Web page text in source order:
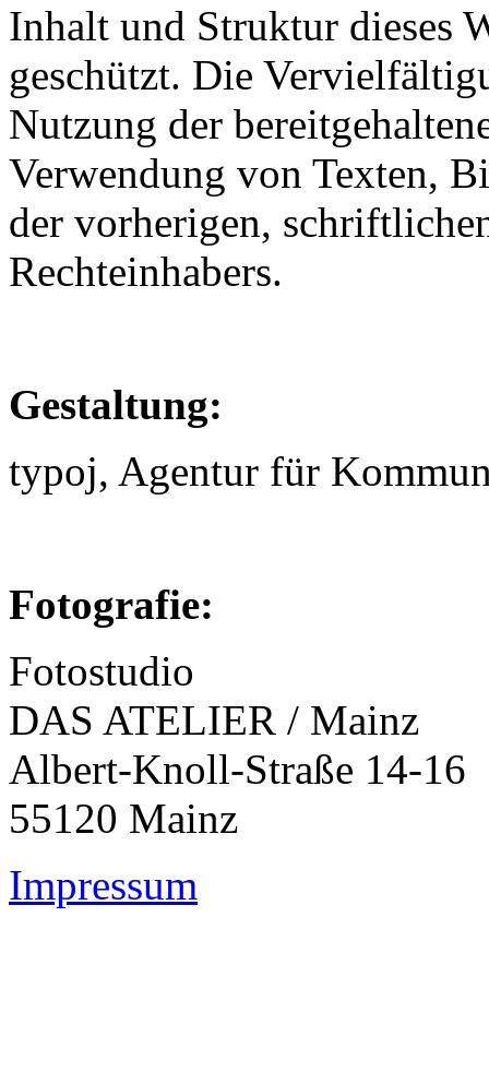
Inhalt und Struktur dieses
geschützt. Die
Nutzung der
Verwendung von Texten,
der vorherigen,
Rechteinhabers.
Gestaltung:
typoj, Agentur für
Fotografie:
Fotostudio
DAS ATELIER / Mainz
Albert-Knoll-Straße 14-16
55120 Mainz
Impressum